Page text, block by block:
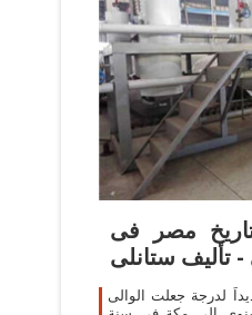
مصر فى
لدرجة جعلت الوالى